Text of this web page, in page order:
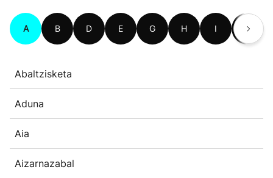
A B D E G H I L
Abaltzisketa
Aduna
Aia
Aizarnazabal